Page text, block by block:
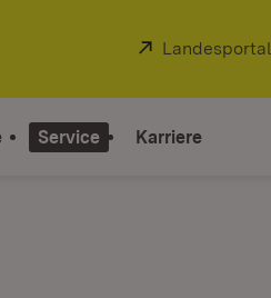
Extern:
Landesportal
Service Karriere